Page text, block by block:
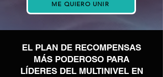
ME QUIERO UNIR
EL PLAN DE RECOMPENSAS
MÁS PODEROSO PARA
LÍDERES DEL MULTINIVEL EN